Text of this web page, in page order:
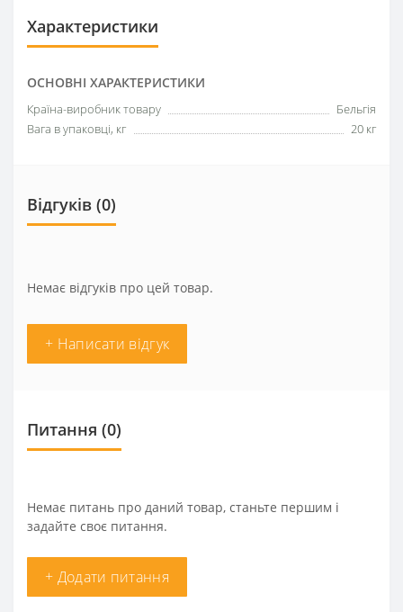
Характеристики
ОСНОВНІ ХАРАКТЕРИСТИКИ
Країна-виробник товару
Бельгія
Вага в упаковці, кг
20 кг
Відгуків (0)
Немає відгуків про цей товар.
+ Написати відгук
Питання (0)
Немає питань про даний товар, станьте першим і
задайте своє питання.
+ Додати питання